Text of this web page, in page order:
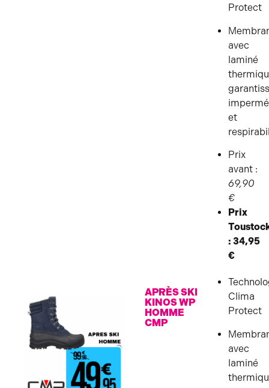
Protect
avec
laminé
et
Prix
avant :
69,90
€
Prix
: 34,95
€
APRÈS SKI
KINOS WP
HOMME
CMP
Clima
Protect
avec
laminé